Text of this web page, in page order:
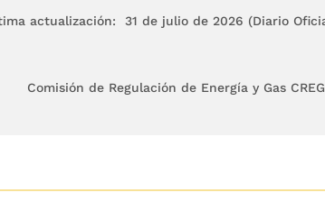
actualización: 31 de julio de 2026 (Diario
Comisión de Regulación de Energía y Gas